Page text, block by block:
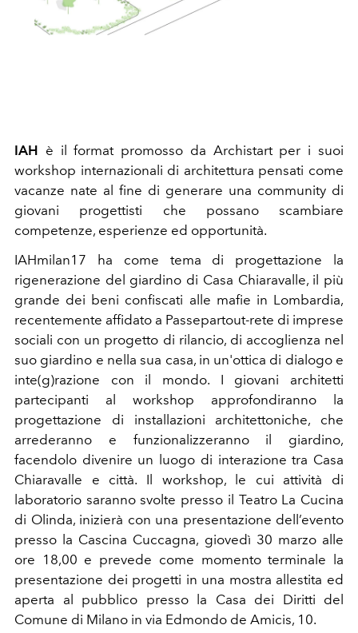
IAH è il format promosso da Archistart per i suoi
workshop internazionali di architettura pensati come
vacanze nate al fine di generare una community di
giovani progettisti che possano scambiare
competenze, esperienze ed opportunità.
IAHmilan17 ha come tema di progettazione la
rigenerazione del giardino di Casa Chiaravalle, il più
grande dei beni confiscati alle mafie in Lombardia,
recentemente affidato a Passepartout-rete di imprese
sociali con un progetto di rilancio, di accoglienza nel
suo giardino e nella sua casa, in un'ottica di dialogo e
inte(g)razione con il mondo. I giovani architetti
partecipanti al workshop approfondiranno la
progettazione di installazioni architettoniche, che
arrederanno e funzionalizzeranno il giardino,
facendolo divenire un luogo di interazione tra Casa
Chiaravalle e città. Il workshop, le cui attività di
laboratorio saranno svolte presso il Teatro La Cucina
di Olinda, inizierà con una presentazione dell’evento
presso la Cascina Cuccagna, giovedì 30 marzo alle
ore 18,00 e prevede come momento terminale la
presentazione dei progetti in una mostra allestita ed
aperta al pubblico presso la Casa dei Diritti del
Comune di Milano in via Edmondo de Amicis, 10.